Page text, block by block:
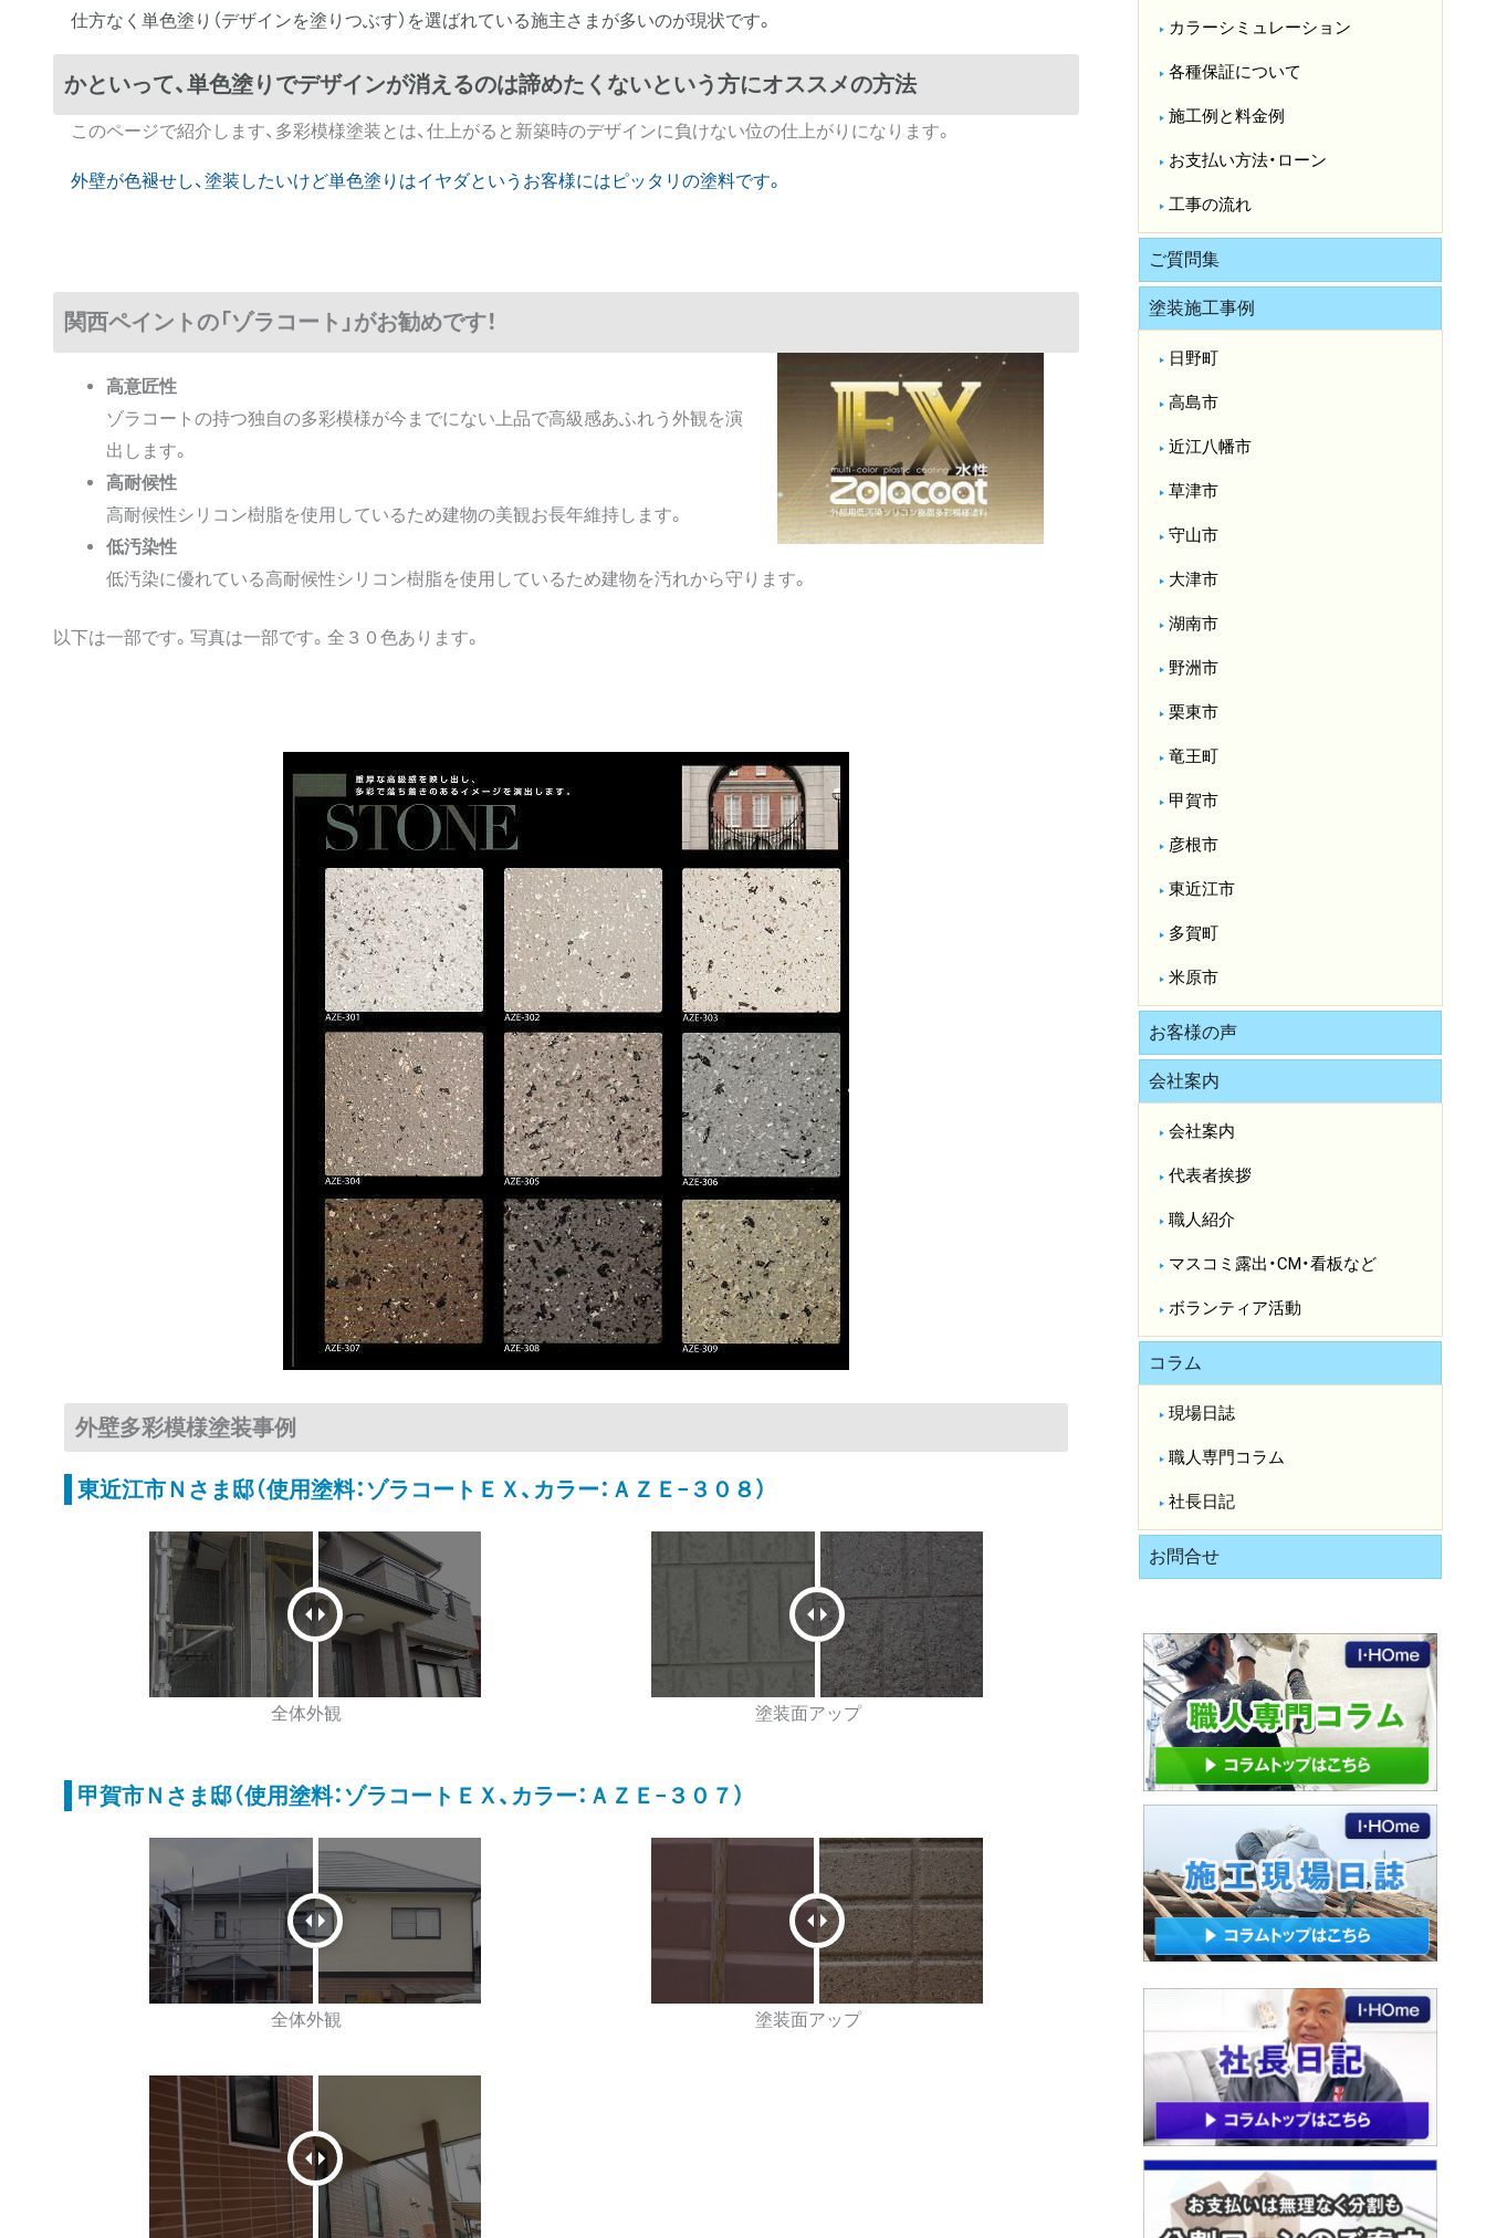
仕方なく単色塗り（デザインを塗りつぶす）を選ばれている施主さまが多いのが現状です。
かといって、単色塗りでデザインが消えるのは諦めたくないという方にオススメの方法
このページで紹介します、多彩模様塗装とは、仕上がると新築時のデザインに負けない位の仕上がりになります。
外壁が色褪せし、塗装したいけど単色塗りはイヤダというお客様にはピッタリの塗料です。
関西ペイントの「ゾラコート」がお勧めです！
高意匠性
ゾラコートの持つ独自の多彩模様が今までにない上品で高級感あふれう外観を演
出します。
高耐候性
高耐候性シリコン樹脂を使用しているため建物の美観お長年維持します。
低汚染性
低汚染に優れている高耐候性シリコン樹脂を使用しているため建物を汚れから守ります。
以下は一部です。写真は一部です。全３０色あります。
外壁多彩模様塗装事例
東近江市Ｎさま邸（使用塗料：ゾラコートＥＸ、カラー：ＡＺＥ−３０８）
全体外観 塗装面アップ
甲賀市Ｎさま邸（使用塗料：ゾラコートＥＸ、カラー：ＡＺＥ−３０７）
全体外観 塗装面アップ
カラーシミュレーション
各種保証について
施工例と料金例
お支払い方法・ローン
工事の流れ
ご質問集
塗装施工事例
日野町
高島市
近江八幡市
草津市
守山市
大津市
湖南市
野洲市
栗東市
竜王町
甲賀市
彦根市
東近江市
多賀町
米原市
お客様の声
会社案内
会社案内
代表者挨拶
職人紹介
マスコミ露出・CM・看板など
ボランティア活動
コラム
現場日誌
職人専門コラム
社長日記
お問合せ